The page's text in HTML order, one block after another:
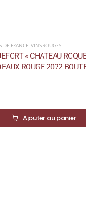
DE FRANCE ,VINS ROUGES
« CHÂTEAU
ROUGE 2022
Ajouter au panier